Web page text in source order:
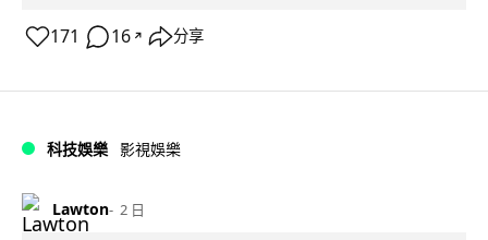
171 16 ↗ 分享
科技娛樂 影視娛樂
Lawton 2 日